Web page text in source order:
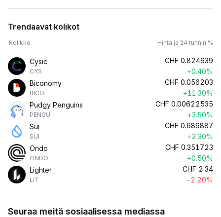
Trendaavat kolikot
Kolikko Hinta ja 24 tunnin %
Cysic
CYS
CHF 0.824639
+0.40%
Biconomy
BICO
CHF 0.056203
+11.30%
Pudgy Penguins
PENGU
CHF 0.00622535
+3.50%
Sui
SUI
CHF 0.689887
+2.30%
Ondo
ONDO
CHF 0.351723
+0.50%
Lighter
LIT
CHF 2.34
-2.20%
Seuraa meitä sosiaalisessa mediassa